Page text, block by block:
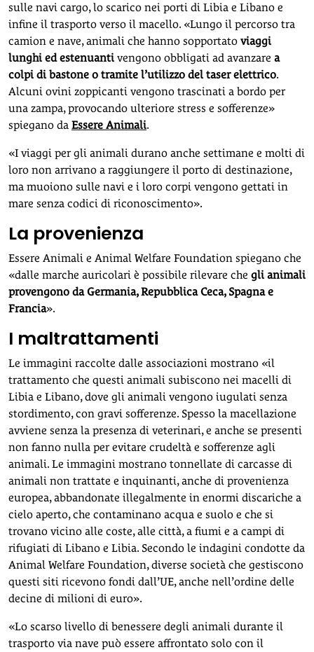
sulle navi cargo, lo scarico nei porti di Libia e Libano e
infine il trasporto verso il macello. «Lungo il percorso tra
camion e nave, animali che hanno sopportato viaggi
lunghi ed estenuanti vengono obbligati ad avanzare a
colpi di bastone o tramite l’utilizzo del taser elettrico.
Alcuni ovini zoppicanti vengono trascinati a bordo per
una zampa, provocando ulteriore stress e sofferenze»
spiegano da Essere Animali.
«I viaggi per gli animali durano anche settimane e molti di
loro non arrivano a raggiungere il porto di destinazione,
ma muoiono sulle navi e i loro corpi vengono gettati in
mare senza codici di riconoscimento».
La provenienza
Essere Animali e Animal Welfare Foundation spiegano che
«dalle marche auricolari è possibile rilevare che gli animali
provengono da Germania, Repubblica Ceca, Spagna e
Francia».
I maltrattamenti
Le immagini raccolte dalle associazioni mostrano «il
trattamento che questi animali subiscono nei macelli di
Libia e Libano, dove gli animali vengono iugulati senza
stordimento, con gravi sofferenze. Spesso la macellazione
avviene senza la presenza di veterinari, e anche se presenti
non fanno nulla per evitare crudeltà e sofferenze agli
animali. Le immagini mostrano tonnellate di carcasse di
animali non trattate e inquinanti, anche di provenienza
europea, abbandonate illegalmente in enormi discariche a
cielo aperto, che contaminano acqua e suolo e che si
trovano vicino alle coste, alle città, a fiumi e a campi di
rifugiati di Libano e Libia. Secondo le indagini condotte da
Animal Welfare Foundation, diverse società che gestiscono
questi siti ricevono fondi dall’UE, anche nell’ordine delle
decine di milioni di euro».
«Lo scarso livello di benessere degli animali durante il
trasporto via nave può essere affrontato solo con il